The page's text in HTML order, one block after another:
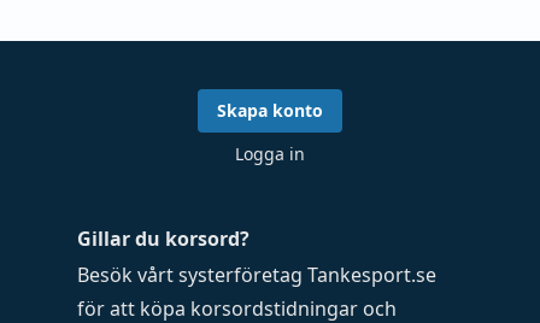
Gillar du korsord?
Besök vårt systerföretag Tankesport.se
för att köpa korsordstidningar och
Skapa konto
Logga in